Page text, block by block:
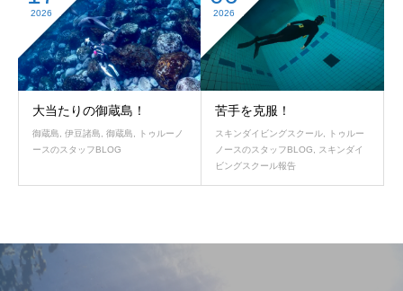
2026
大当たりの御蔵島！
御蔵島 伊豆諸島 御蔵島
トゥルーノ
ースのスタッフBLOG
2026
苦手を克服！
スキンダイビングスクール
トゥルー
ノースのスタッフBLOG
スキンダイ
ビングスクール報告